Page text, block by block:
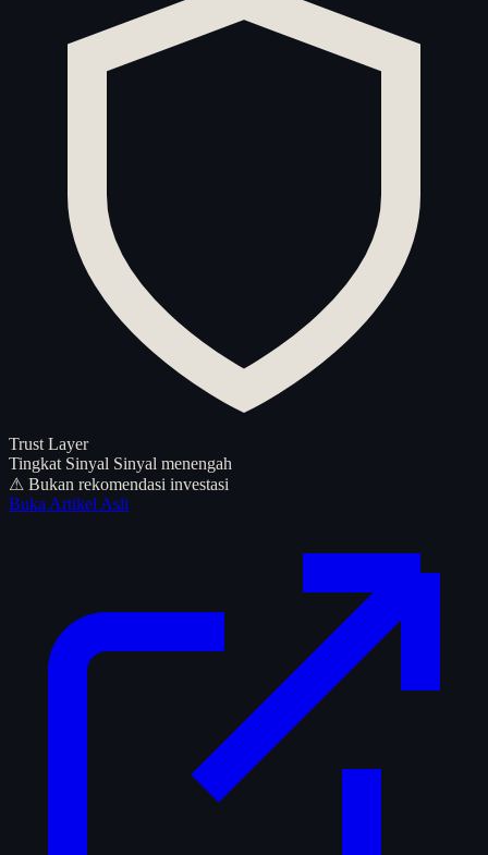
Trust Layer
Tingkat Sinyal Sinyal menengah
⚠ Bukan rekomendasi investasi
Buka Artikel Asli